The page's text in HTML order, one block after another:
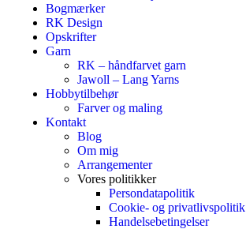
Bogmærker
RK Design
Opskrifter
Garn
RK – håndfarvet garn
Jawoll – Lang Yarns
Hobbytilbehør
Farver og maling
Kontakt
Blog
Om mig
Arrangementer
Vores politikker
Persondatapolitik
Cookie- og privatlivspolitik
Handelsebetingelser